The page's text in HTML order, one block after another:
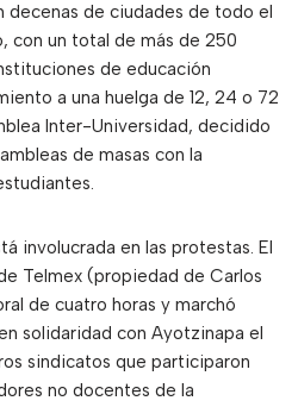
de ciudades de todo el
con un total de más de 250
de educación
a una huelga de 12, 24 o 72
Inter-Universidad, decidido
de masas con la
involucrada en las protestas. El
Telmex (propiedad de Carlos
de cuatro horas y marchó
solidaridad con Ayotzinapa el
sindicatos que participaron
no docentes de la